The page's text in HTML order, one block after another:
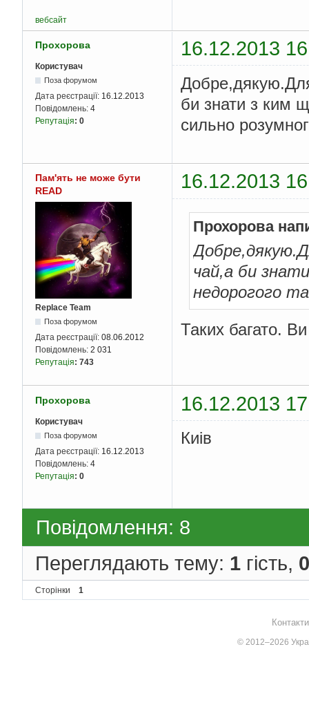
вебсайт
Прохорова 16.12.2013
Користувач
Поза форумом
Дата реєстрації: 16.12.2013
Повідомлень: 4
Репутація: 0
би знати з ким
сильно
Пам'ять не може бути
READ
16.12.2013
Replace Team
Поза форумом
Дата реєстрації: 08.06.2012
Повідомлень: 2 031
Репутація: 743
Прохорова
чай,а би
недорогого
Таких багато.
Прохорова 16.12.2013
Користувач
Поза форумом
Дата реєстрації: 16.12.2013
Повідомлень: 4
Репутація: 0
Киів
Повідомлення: 8
Переглядають тему: 1 гість, 0
Сторінки 1
© 2012–2026